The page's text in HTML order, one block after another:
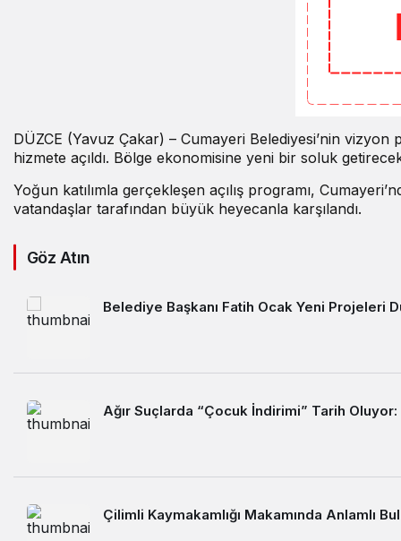
DÜZCE (Yavuz Çakar) – Cumayeri Belediyesi’nin
hizmete açıldı. Bölge ekonomisine yeni bir soluk
Yoğun katılımla gerçekleşen açılış programı,
vatandaşlar tarafından büyük heyecanla karşılandı.
Göz Atın
Belediye Başkanı Fatih Ocak Yeni Projeleri
Ağır Suçlarda “Çocuk İndirimi” Tarih Oluyor:
Çilimli Kaymakamlığı Makamında Anlamlı